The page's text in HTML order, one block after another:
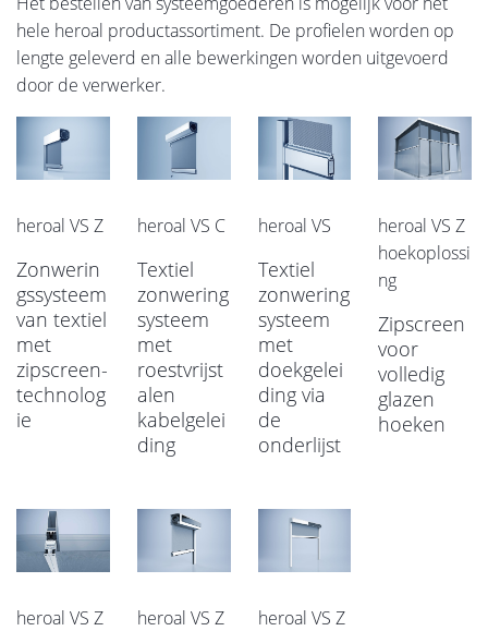
hele heroal productassortiment. De profielen worden op
lengte geleverd en alle bewerkingen worden uitgevoerd
door de verwerker.
heroal VS Z
Zonwerin
gssysteem
van textiel
met
zipscreen-
technolog
ie
heroal VS C
Textiel
zonwering
systeem
met
roestvrijst
alen
kabelgelei
ding
heroal VS
Textiel
zonwering
systeem
met
doekgelei
ding via
de
onderlijst
heroal VS Z
hoekoplossi
ng
Zipscreen
voor
volledig
glazen
hoeken
heroal VS Z
heroal VS Z
heroal VS Z